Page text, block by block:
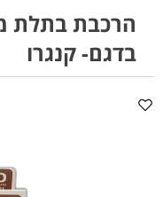
הרכבת בתלת
בדגם- קנגרו